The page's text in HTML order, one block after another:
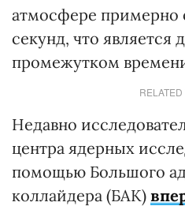
атмосфере примерно
секунд, что является
промежутком
Недавно
центра ядерных
помощью Большого
коллайдера (БАК)